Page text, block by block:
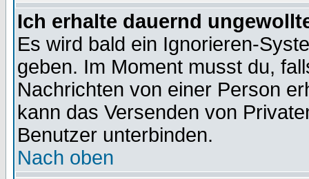
Ich erhalte dauernd
Es wird bald ein Ignorieren-
geben. Im Moment musst du,
Nachrichten von einer Person
kann das Versenden von
Benutzer unterbinden.
Nach oben